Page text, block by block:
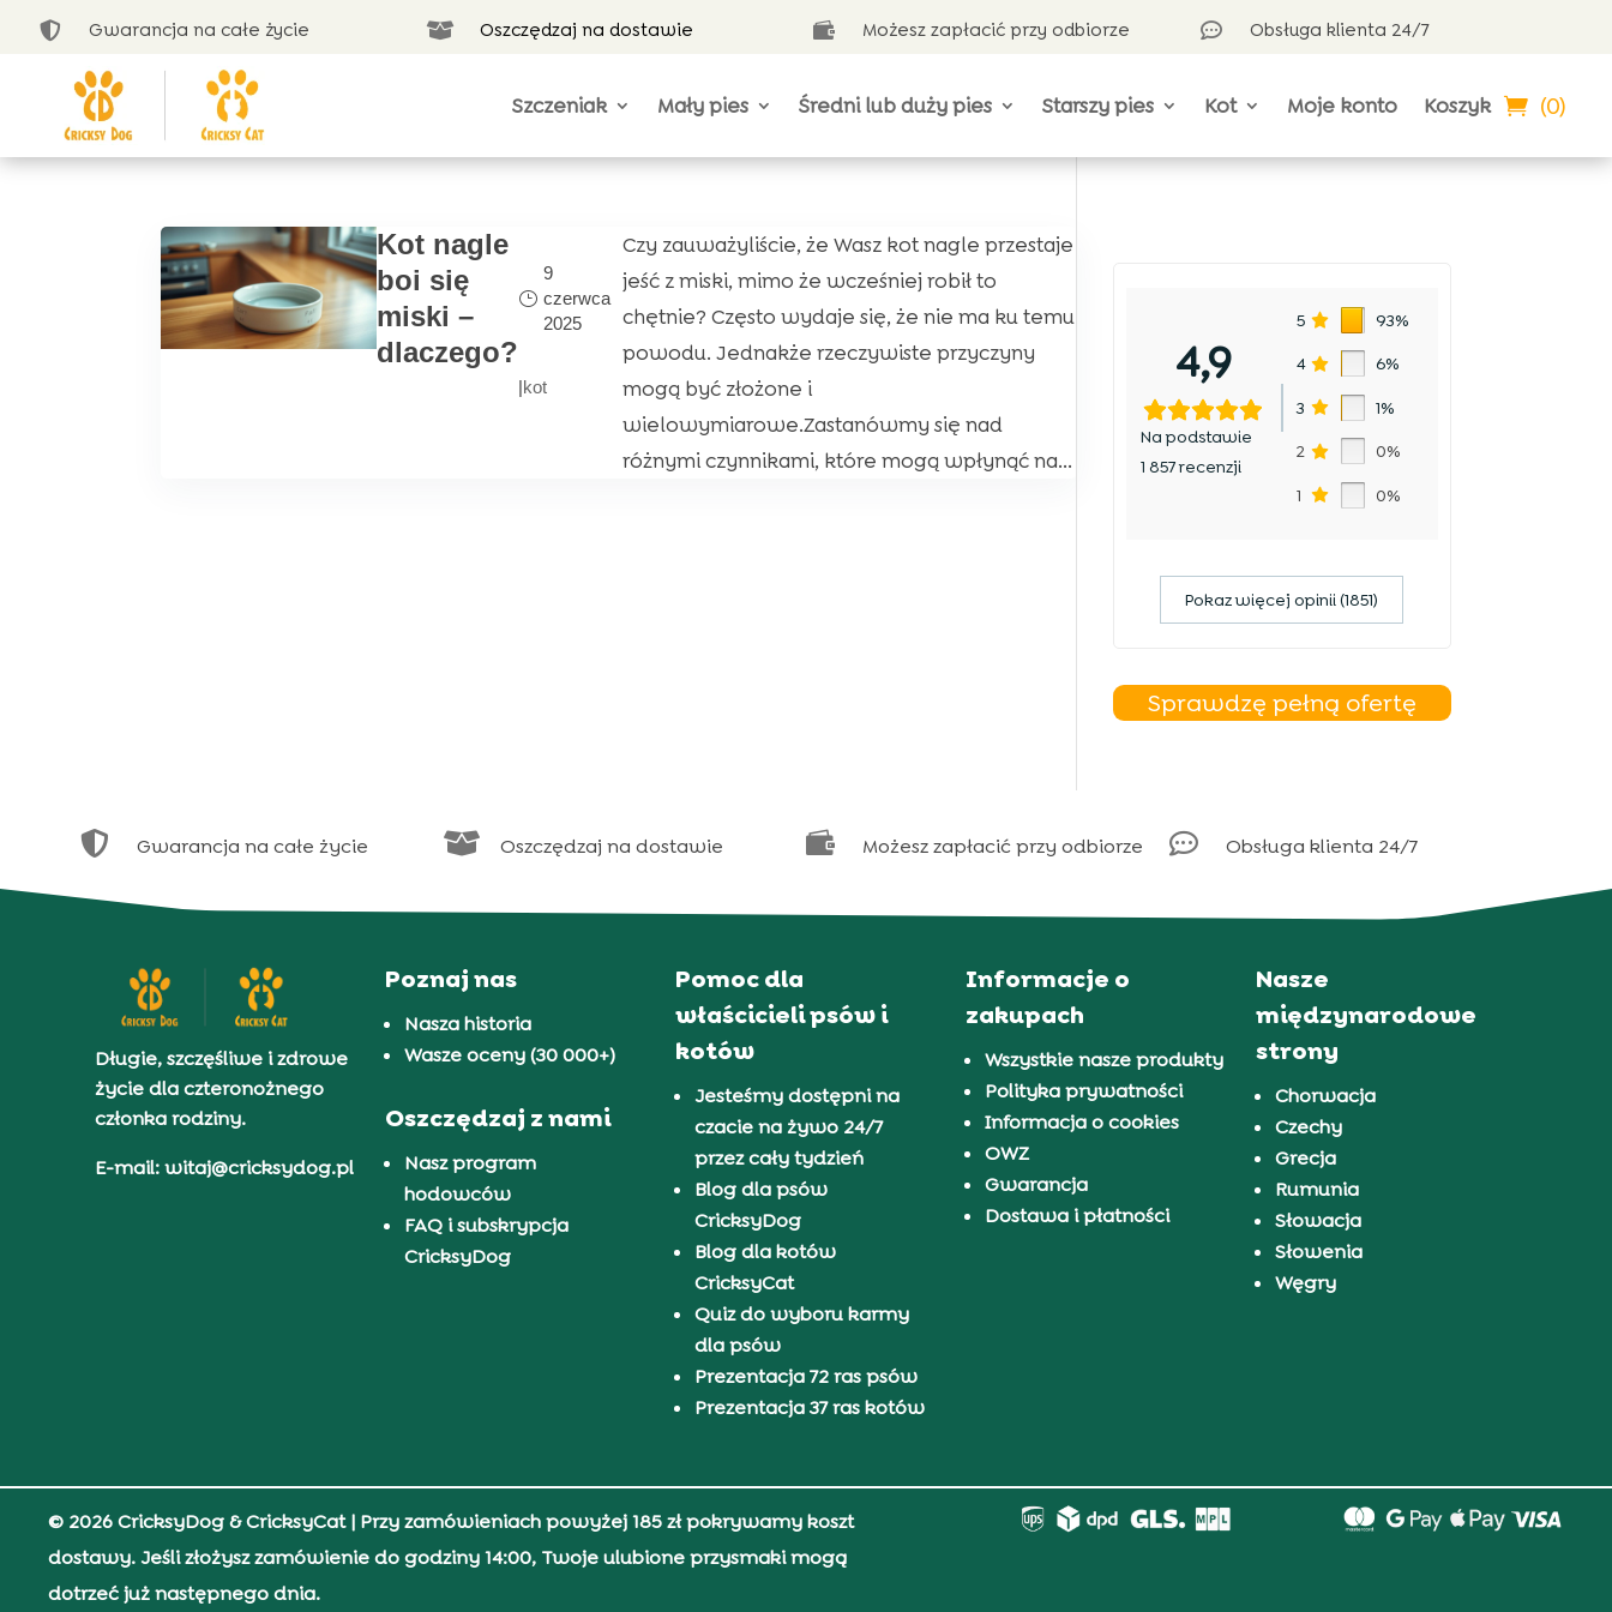
 Gwarancja na całe życie  Oszczędzaj na dostawie  Możesz zapłacić przy odbiorze  Obsługa klienta 24/7
Szczeniak Mały pies Średni lub duży pies Starszy pies Kot Moje konto Koszyk (0)
Kot nagle
boi się
miski –
dlaczego?
9
czerwca
2025
|kot
Czy zauważyliście, że Wasz kot nagle przestaje
jeść z miski, mimo że wcześniej robił to
chętnie? Często wydaje się, że nie ma ku temu
powodu. Jednakże rzeczywiste przyczyny
mogą być złożone i
wielowymiarowe.Zastanówmy się nad
różnymi czynnikami, które mogą wpłynąć na...
4,9
Na podstawie
1 857 recenzji
5 93%
4 6%
3 1%
2 0%
1 0%
Pokaz więcej opinii (1851)
Sprawdzę pełną ofertę
 Gwarancja na całe życie  Oszczędzaj na dostawie  Możesz zapłacić przy odbiorze  Obsługa klienta 24/7
Długie, szczęśliwe i zdrowe
życie dla czteronożnego
członka rodziny.
E-mail: witaj@cricksydog.pl
Poznaj nas
Nasza historia
Wasze oceny (30 000+)
Oszczędzaj z nami
Nasz program
hodowców
FAQ i subskrypcja
CricksyDog
Pomoc dla
właścicieli psów i
kotów
Jesteśmy dostępni na
czacie na żywo 24/7
przez cały tydzień
Blog dla psów
CricksyDog
Blog dla kotów
CricksyCat
Quiz do wyboru karmy
dla psów
Prezentacja 72 ras psów
Prezentacja 37 ras kotów
Informacje o
zakupach
Wszystkie nasze produkty
Polityka prywatności
Informacja o cookies
OWZ
Gwarancja
Dostawa i płatności
Nasze
międzynarodowe
strony
Chorwacja
Czechy
Grecja
Rumunia
Słowacja
Słowenia
Węgry
© 2026 CricksyDog & CricksyCat| Przy zamówieniach powyżej 185 zł pokrywamy koszt
dostawy. Jeśli złożysz zamówienie do godziny 14:00, Twoje ulubione przysmaki mogą
dotrzeć już następnego dnia.